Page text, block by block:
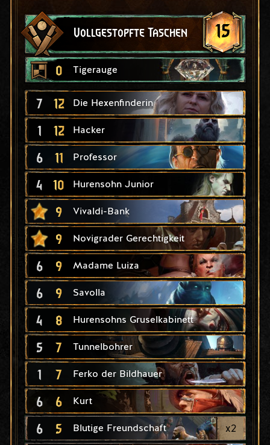
Vollgestopfte Taschen 15
0 Tigerauge
7 12 Die Hexenfinderin
1 12 Hacker
6 11 Professor
4 10 Hurensohn Junior
9 Vivaldi-Bank
9 Novigrader Gerechtigkeit
6 9 Madame Luiza
6 9 Savolla
4 8 Hurensohns Gruselkabinett
5 7 Tunnelbohrer
1 7 Ferko der Bildhauer
6 6 Kurt
6 5 Blutige Freundschaft x2